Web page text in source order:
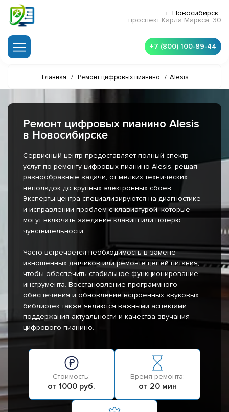
г. Новосибирск
проспект Карла Маркса, 30
+7 (800) 100-89-44
Главная / Ремонт цифровых пианино / Alesis
Ремонт цифровых пианино Alesis
в Новосибирске
Сервисный центр предоставляет полный спектр
услуг по ремонту цифровых пианино Alesis, решая
разнообразные задачи, от мелких технических
неполадок до крупных электронных сбоев.
Эксперты центра специализируются на диагностике
и исправлении проблем с клавиатурой, которые
могут включать заедание клавиш или потерю
чувствительности.
Часто встречается необходимость в замене
изношенных датчиков или ремонте цепей питания,
чтобы обеспечить стабильное функционирование
инструмента. Восстановление программного
обеспечения и обновление встроенных звуковых
библиотек также являются важными аспектами
поддержания актуальности и качества звучания
цифрового пианино.
Стоимость:
от 1000 руб.
Время ремонта:
от 20 мин